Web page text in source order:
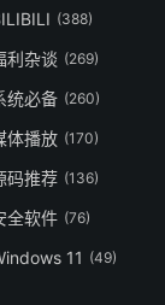
(388)
利杂谈 (269)
统必备 (260)
体播放 (170)
码推荐 (136)
全软件 (76)
11 (49)